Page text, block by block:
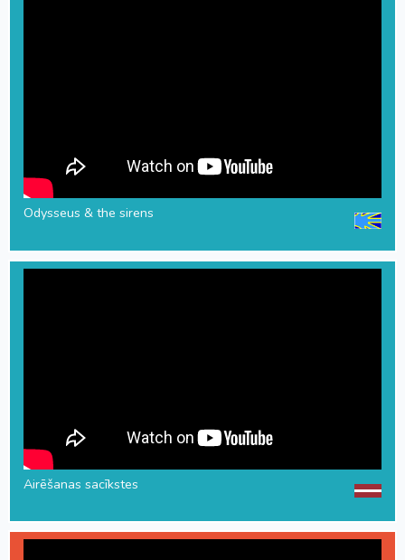
Odysseus & the sirens
Airēšanas sacīkstes